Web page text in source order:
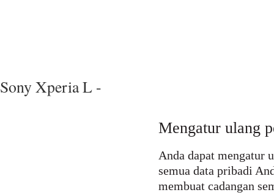
Sony Xperia L -
Mengatur ulang
Anda dapat mengatur
semua data pribadi
membuat cadangan